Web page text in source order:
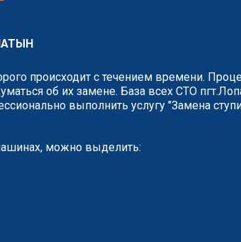
происходит с течением времени.
об их замене. База всех СТО
выполнить услугу "Замена
можно выделить: